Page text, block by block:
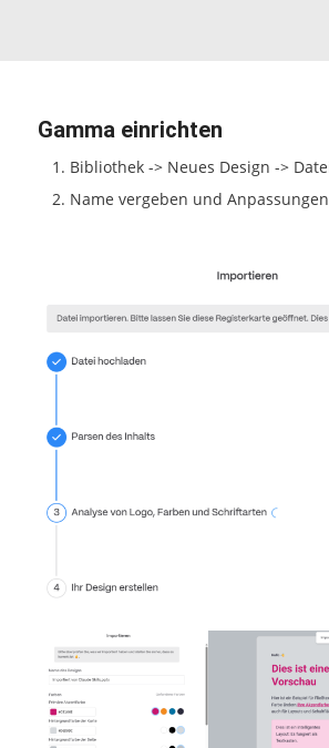
Gamma einrichten
Bibliothek -> Neues Design ->
Name vergeben und